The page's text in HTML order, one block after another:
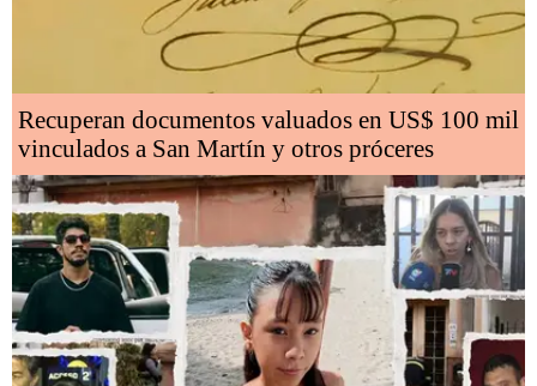
Recuperan documentos valuados en US$ 100 mil
vinculados a San Martín y otros próceres